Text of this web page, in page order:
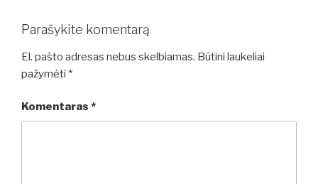
Parašykite komentarą
El. pašto adresas nebus skelbiamas. Būtini laukeliai
pažymėti *
Komentaras *